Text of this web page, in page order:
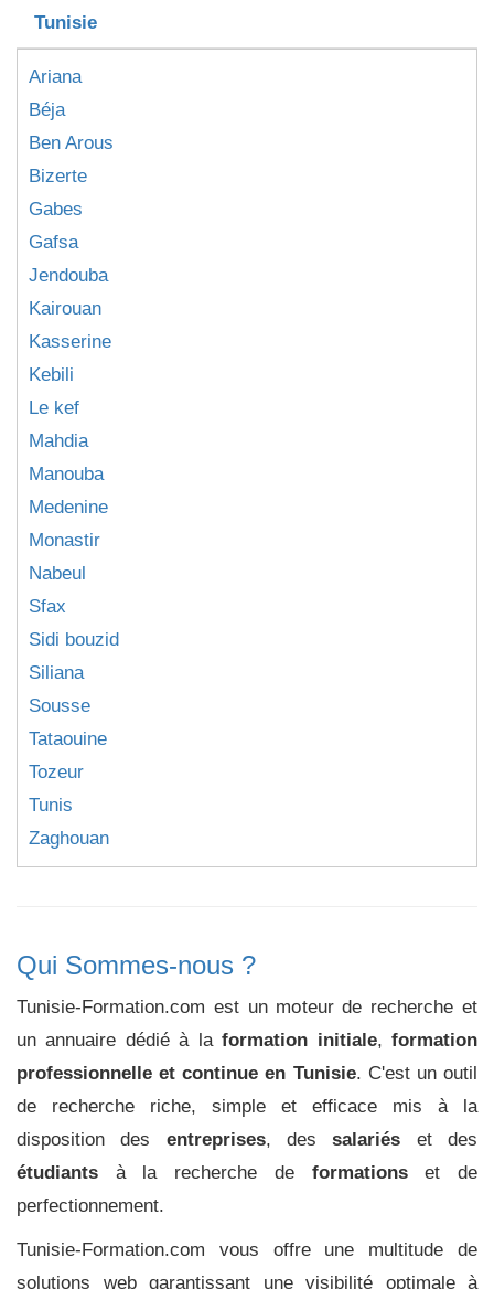
Tunisie
Ariana
Béja
Ben Arous
Bizerte
Gabes
Gafsa
Jendouba
Kairouan
Kasserine
Kebili
Le kef
Mahdia
Manouba
Medenine
Monastir
Nabeul
Sfax
Sidi bouzid
Siliana
Sousse
Tataouine
Tozeur
Tunis
Zaghouan
Qui Sommes-nous ?
Tunisie-Formation.com est un moteur de recherche et
un annuaire dédié à laformation initiale,formation
professionnelle et continue en Tunisie. C'est un outil
de recherche riche, simple et efficace mis à la
disposition des entreprises, dessalariés et des
étudiants à la recherche de formationset de
perfectionnement.
Tunisie-Formation.com vous offre une multitude de
solutions web garantissant une visibilité optimale à